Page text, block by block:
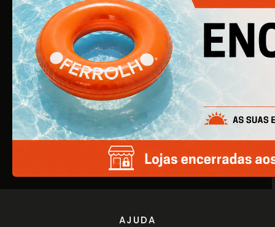
construção civil, é agora uma empresa de referência na
área de Ferragens para Mobiliário e Arquitetura.
EMPRESA
Quem Somos
Produtos
Catálogos
AJUDA